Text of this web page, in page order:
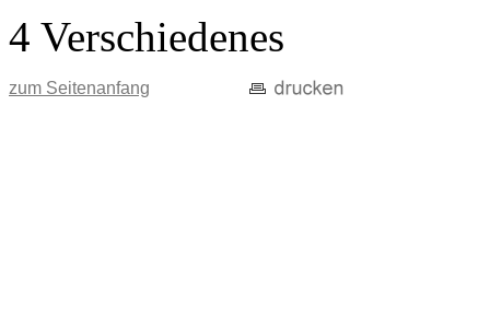
4 Verschiedenes
zum Seitenanfang